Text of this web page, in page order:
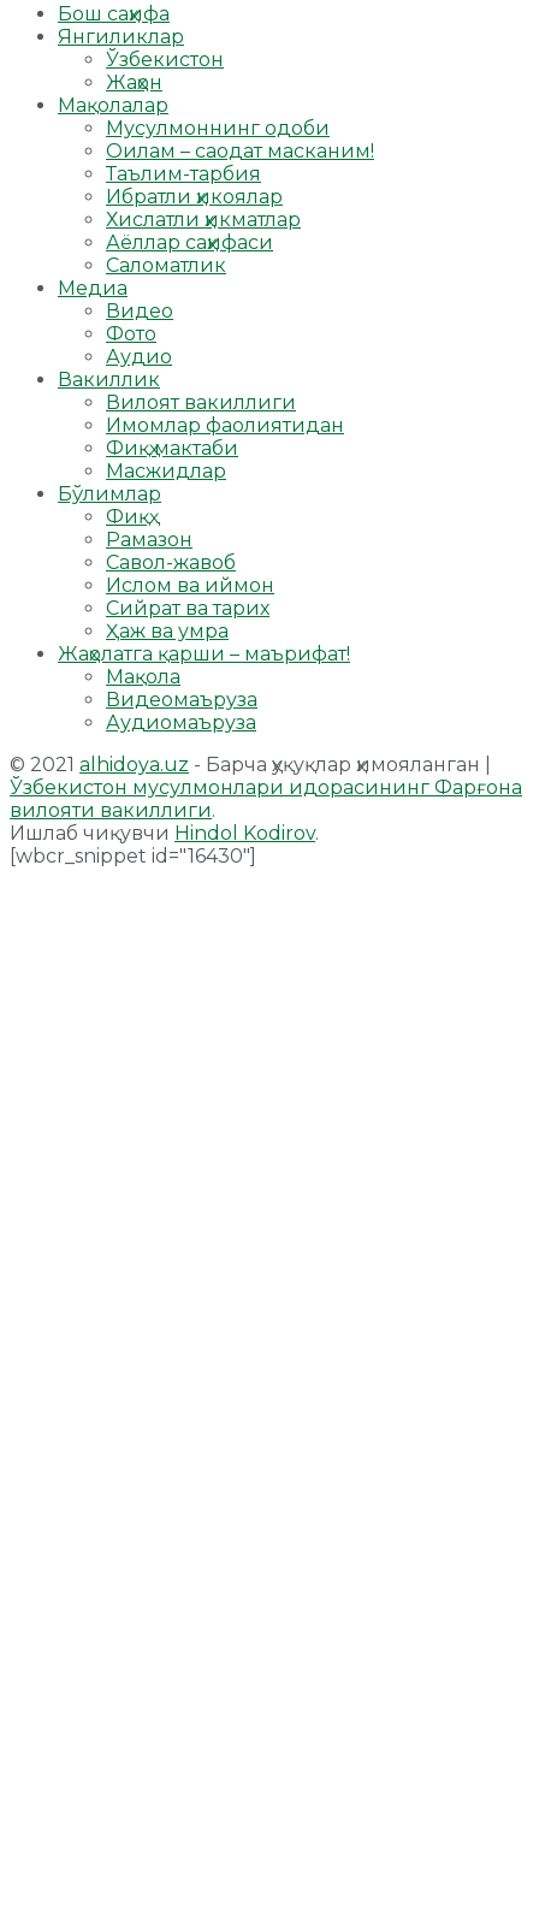
Бош саҳифа
Янгиликлар
Ўзбекистон
Жаҳон
Мақолалар
Мусулмоннинг одоби
Оилам – саодат масканим!
Таълим-тарбия
Ибратли ҳикоялар
Хислатли ҳикматлар
Аёллар саҳифаси
Саломатлик
Медиа
Видео
Фото
Аудио
Вакиллик
Вилоят вакиллиги
Имомлар фаолиятидан
Фиқҳ мактаби
Масжидлар
Бўлимлар
Фиқҳ
Рамазон
Савол-жавоб
Ислом ва иймон
Сийрат ва тарих
Ҳаж ва умра
Жаҳолатга қарши – маърифат!
Мақола
Видеомаъруза
Аудиомаъруза
© 2021 alhidoya.uz - Барча ҳуқуқлар ҳимояланган |
Ўзбекистон мусулмонлари идорасининг Фарғона
вилояти вакиллиги.
Ишлаб чиқувчи Hindol Kodirov.
[wbcr_snippet id="16430"]